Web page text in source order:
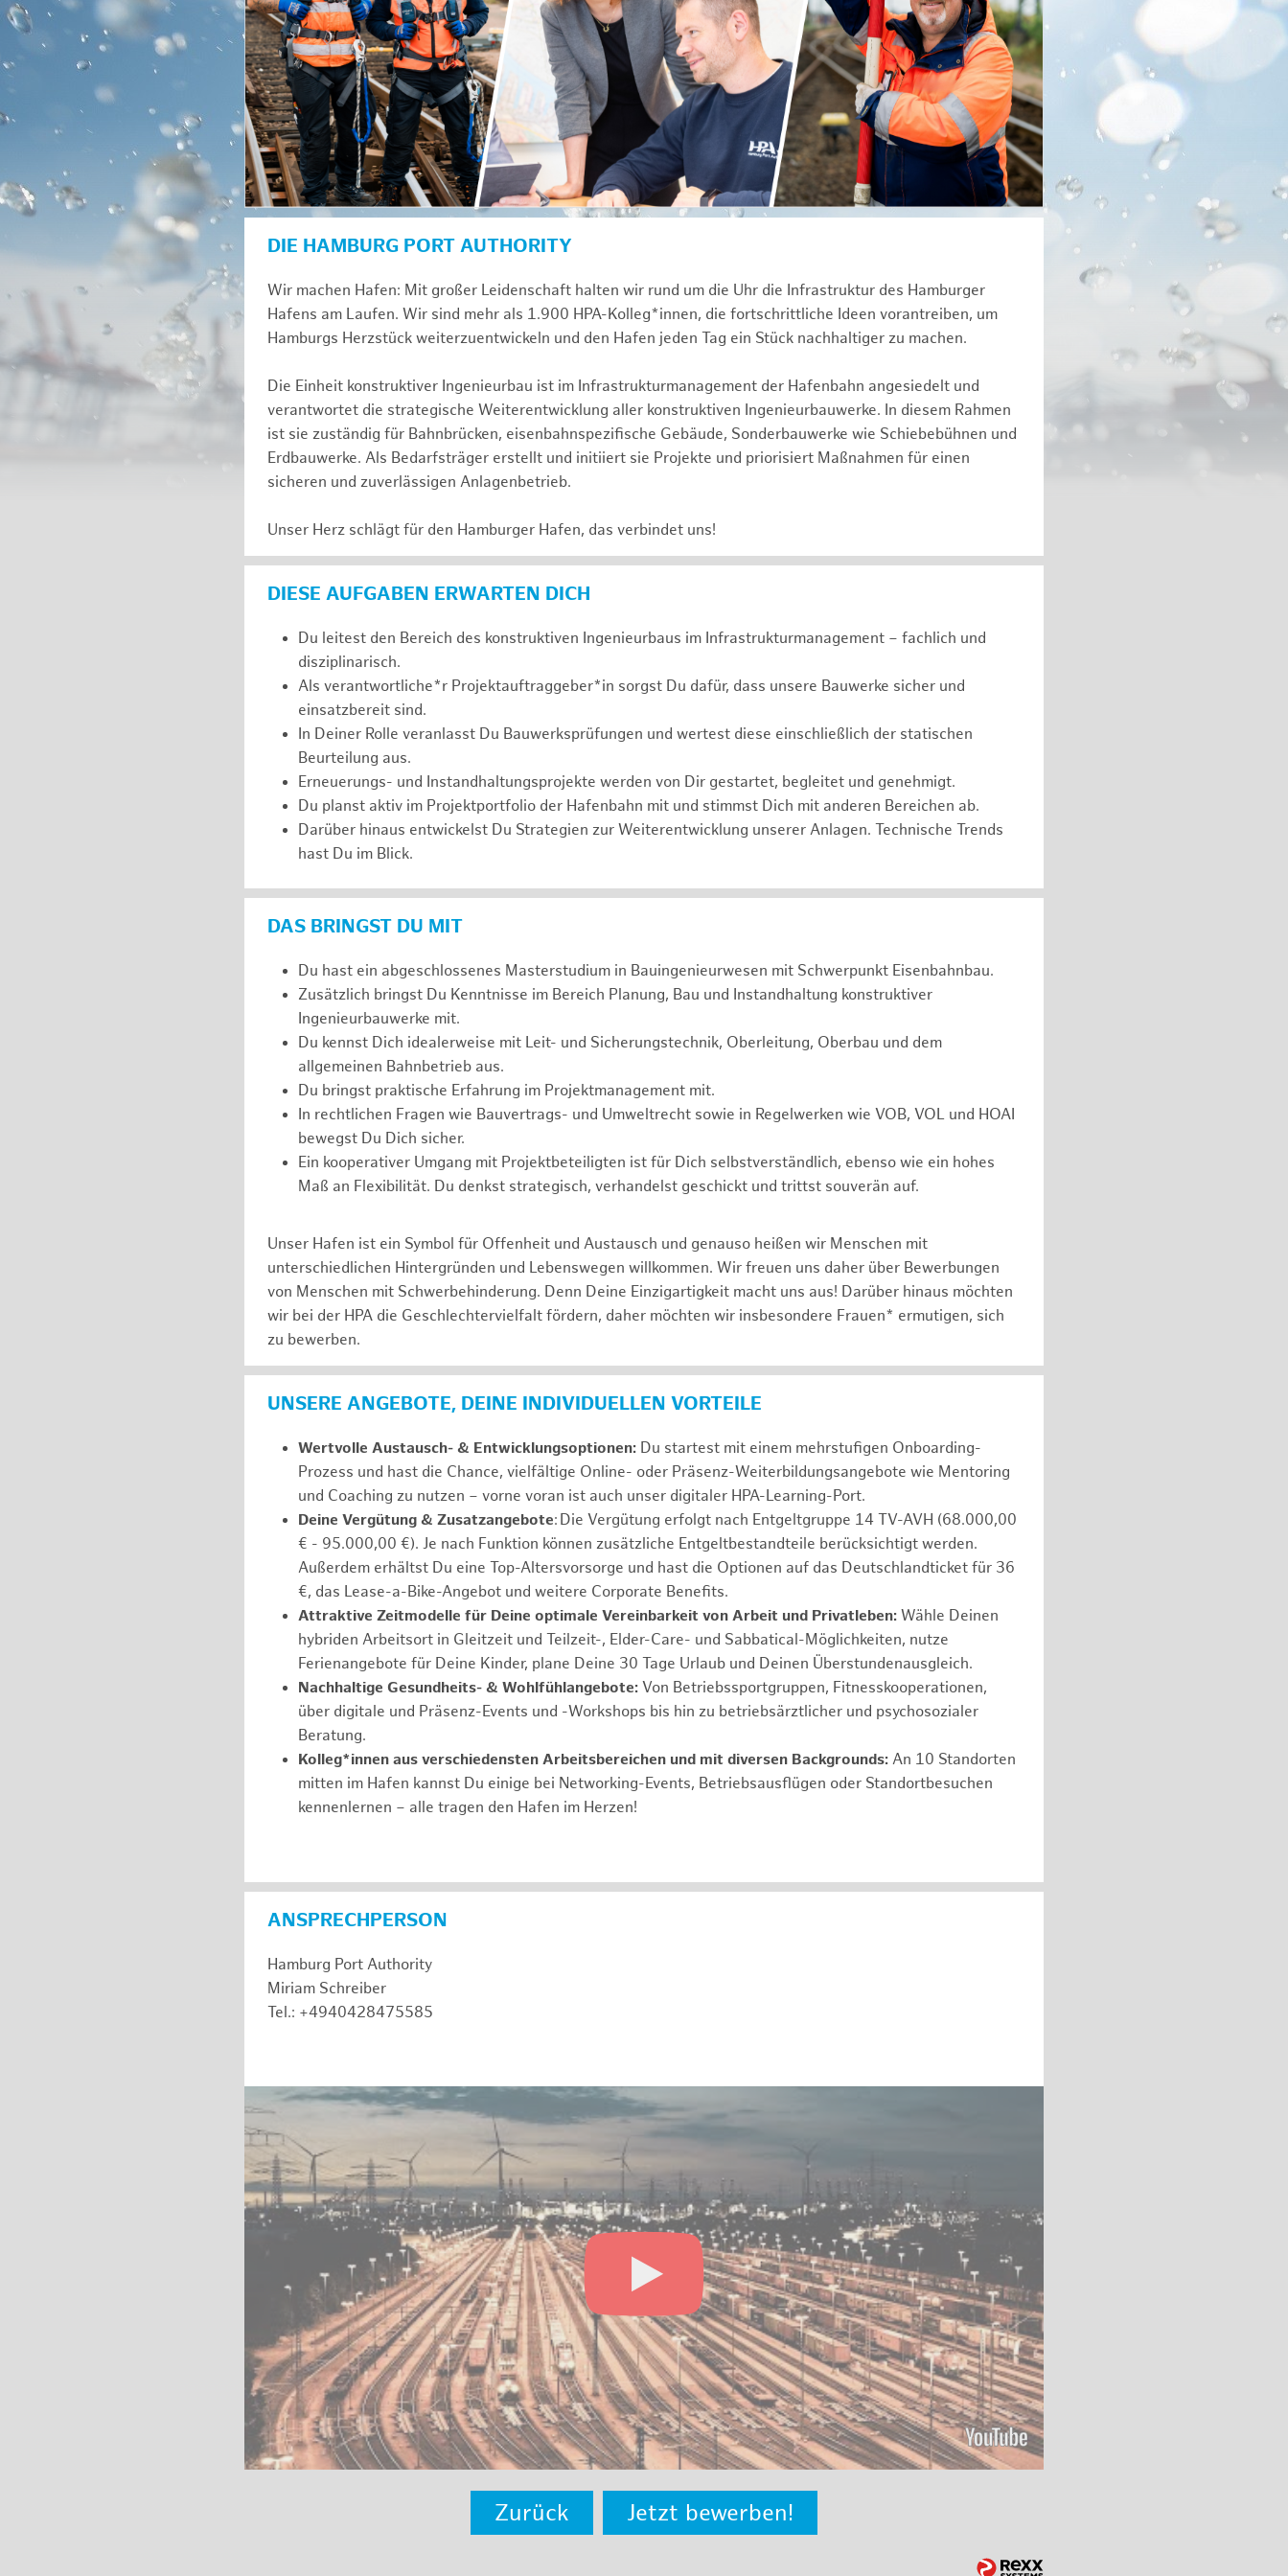
DIE HAMBURG PORT AUTHORITY
Wir machen Hafen: Mit großer Leidenschaft halten wir rund um die Uhr die Infrastruktur des Hamburger
Hafens am Laufen. Wir sind mehr als 1.900 HPA-Kolleg*innen, die fortschrittliche Ideen vorantreiben, um
Hamburgs Herzstück weiterzuentwickeln und den Hafen jeden Tag ein Stück nachhaltiger zu machen.
Die Einheit konstruktiver Ingenieurbau ist im Infrastrukturmanagement der Hafenbahn angesiedelt und
verantwortet die strategische Weiterentwicklung aller konstruktiven Ingenieurbauwerke. In diesem Rahmen
ist sie zuständig für Bahnbrücken, eisenbahnspezifische Gebäude, Sonderbauwerke wie Schiebebühnen und
Erdbauwerke. Als Bedarfsträger erstellt und initiiert sie Projekte und priorisiert Maßnahmen für einen
sicheren und zuverlässigen Anlagenbetrieb.
Unser Herz schlägt für den Hamburger Hafen, das verbindet uns!
DIESE AUFGABEN ERWARTEN DICH
Du leitest den Bereich des konstruktiven Ingenieurbaus im Infrastrukturmanagement – fachlich und
disziplinarisch.
Als verantwortliche*r Projektauftraggeber*in sorgst Du dafür, dass unsere Bauwerke sicher und
einsatzbereit sind.
In Deiner Rolle veranlasst Du Bauwerksprüfungen und wertest diese einschließlich der statischen
Beurteilung aus.
Erneuerungs- und Instandhaltungsprojekte werden von Dir gestartet, begleitet und genehmigt.
Du planst aktiv im Projektportfolio der Hafenbahn mit und stimmst Dich mit anderen Bereichen ab.
Darüber hinaus entwickelst Du Strategien zur Weiterentwicklung unserer Anlagen. Technische Trends
hast Du im Blick.
DAS BRINGST DU MIT
Du hast ein abgeschlossenes Masterstudium in Bauingenieurwesen mit Schwerpunkt Eisenbahnbau.
Zusätzlich bringst Du Kenntnisse im Bereich Planung, Bau und Instandhaltung konstruktiver
Ingenieurbauwerke mit.
Du kennst Dich idealerweise mit Leit- und Sicherungstechnik, Oberleitung, Oberbau und dem
allgemeinen Bahnbetrieb aus.
Du bringst praktische Erfahrung im Projektmanagement mit.
In rechtlichen Fragen wie Bauvertrags- und Umweltrecht sowie in Regelwerken wie VOB, VOL und HOAI
bewegst Du Dich sicher.
Ein kooperativer Umgang mit Projektbeteiligten ist für Dich selbstverständlich, ebenso wie ein hohes
Maß an Flexibilität. Du denkst strategisch, verhandelst geschickt und trittst souverän auf.
Unser Hafen ist ein Symbol für Offenheit und Austausch und genauso heißen wir Menschen mit
unterschiedlichen Hintergründen und Lebenswegen willkommen. Wir freuen uns daher über Bewerbungen
von Menschen mit Schwerbehinderung. Denn Deine Einzigartigkeit macht uns aus! Darüber hinaus möchten
wir bei der HPA die Geschlechtervielfalt fördern, daher möchten wir insbesondere Frauen* ermutigen, sich
zu bewerben.
UNSERE ANGEBOTE, DEINE INDIVIDUELLEN VORTEILE
Wertvolle Austausch- & Entwicklungsoptionen: Du startest mit einem mehrstufigen Onboarding-
Prozess und hast die Chance, vielfältige Online- oder Präsenz-Weiterbildungsangebote wie Mentoring
und Coaching zu nutzen – vorne voran ist auch unser digitaler HPA-Learning-Port.
Deine Vergütung & Zusatzangebote: Die Vergütung erfolgt nach Entgeltgruppe 14 TV-AVH (68.000,00
€ - 95.000,00 €). Je nach Funktion können zusätzliche Entgeltbestandteile berücksichtigt werden.
Außerdem erhältst Du eine Top-Altersvorsorge und hast die Optionen auf das Deutschlandticket für 36
€, das Lease-a-Bike-Angebot und weitere Corporate Benefits.
Attraktive Zeitmodelle für Deine optimale Vereinbarkeit von Arbeit und Privatleben: Wähle Deinen
hybriden Arbeitsort in Gleitzeit und Teilzeit-, Elder-Care- und Sabbatical-Möglichkeiten, nutze
Ferienangebote für Deine Kinder, plane Deine 30 Tage Urlaub und Deinen Überstundenausgleich.
Nachhaltige Gesundheits- & Wohlfühlangebote: Von Betriebssportgruppen, Fitnesskooperationen,
über digitale und Präsenz-Events und -Workshops bis hin zu betriebsärztlicher und psychosozialer
Beratung.
Kolleg*innen aus verschiedensten Arbeitsbereichen und mit diversen Backgrounds: An 10 Standorten
mitten im Hafen kannst Du einige bei Networking-Events, Betriebsausflügen oder Standortbesuchen
kennenlernen – alle tragen den Hafen im Herzen!
ANSPRECHPERSON
Hamburg Port Authority
Miriam Schreiber
Tel.: +4940428475585
Zurück Jetzt bewerben!